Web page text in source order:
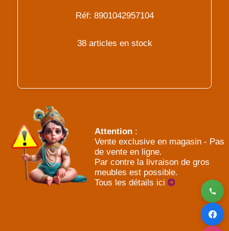
Réf: 8901042957104
38 articles en stock
Attention :
Vente exclusive en magasin - Pas
de vente en ligne.
Par contre la livraison de gros
meubles est possible.
Tous les détails ici